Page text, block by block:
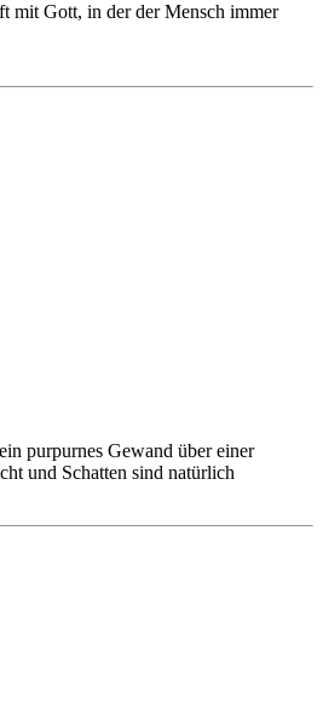
mit Gott, in der der Mensch immer